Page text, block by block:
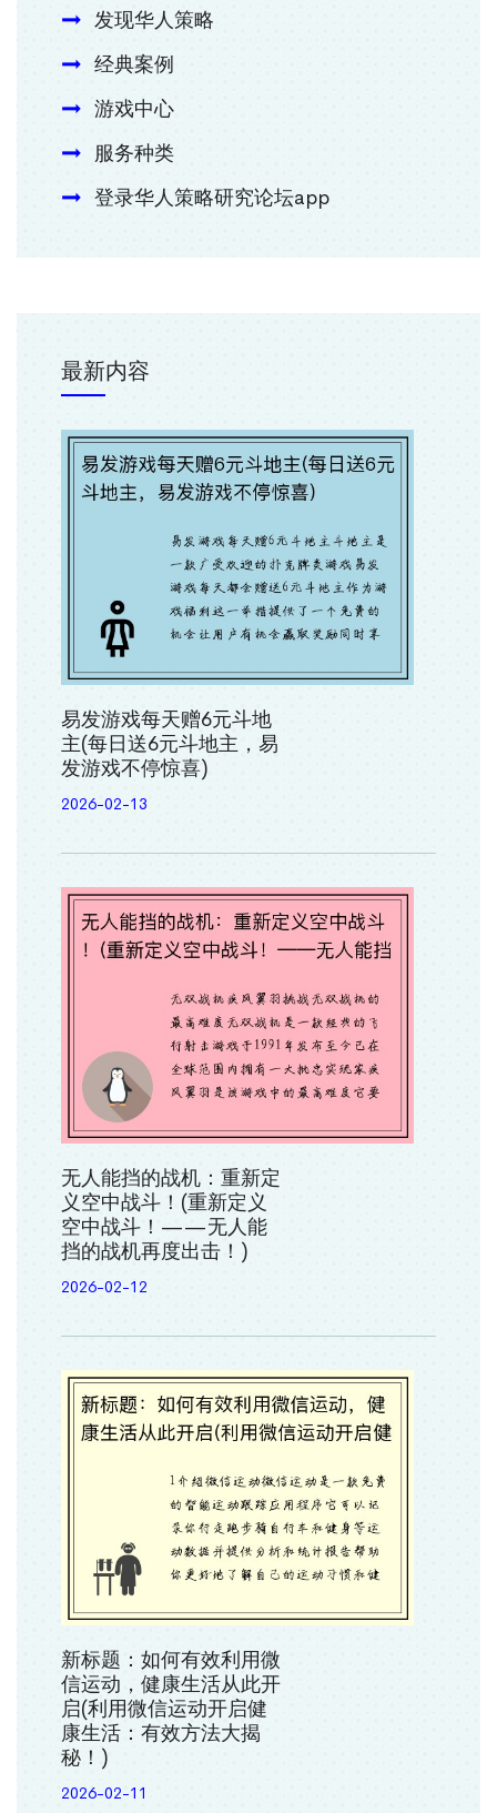
发现华人策略
经典案例
游戏中心
服务种类
登录华人策略研究论坛app
最新内容
易发游戏每天赠6元斗地
主(每日送6元斗地主，易
发游戏不停惊喜)
2026-02-13
无人能挡的战机：重新定
义空中战斗！(重新定义
空中战斗！——无人能
挡的战机再度出击！)
2026-02-12
新标题：如何有效利用微
信运动，健康生活从此开
启(利用微信运动开启健
康生活：有效方法大揭
秘！)
2026-02-11